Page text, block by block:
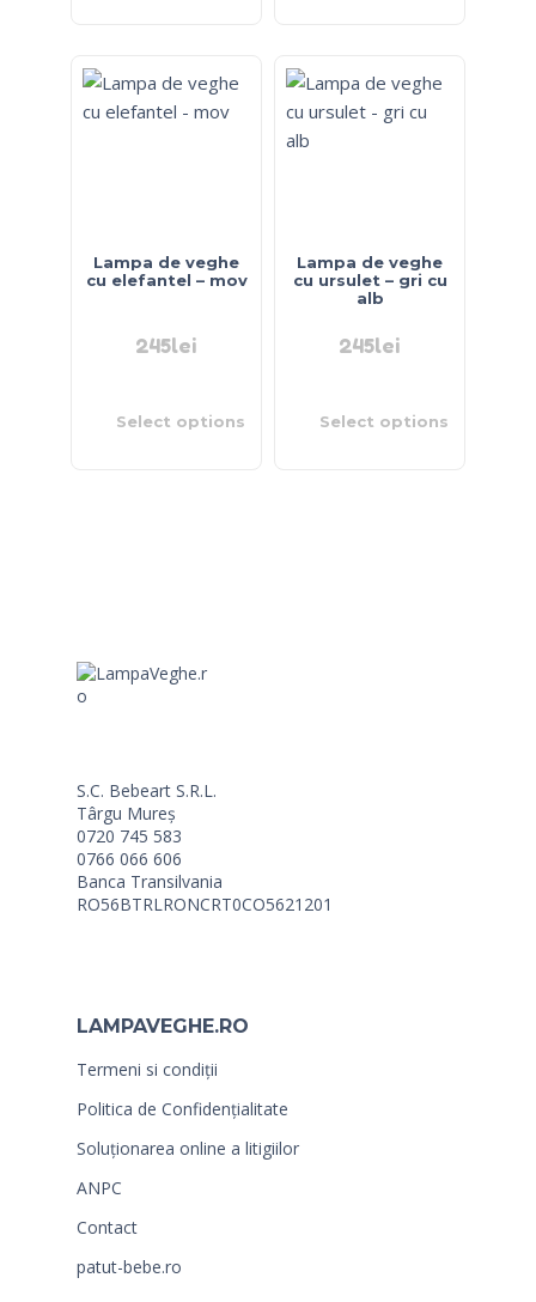
Lampa de veghe
cu elefantel – mov
245lei
Select options
Lampa de veghe
cu ursulet – gri cu
alb
245lei
Select options
S.C. Bebeart S.R.L.
Târgu Mureș
0720 745 583
0766 066 606
Banca Transilvania
RO56BTRLRONCRT0CO5621201
LAMPAVEGHE.RO
Termeni si condiții
Politica de Confidențialitate
Soluționarea online a litigiilor
ANPC
Contact
patut-bebe.ro